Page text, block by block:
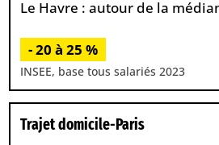
Le Havre : autour de la
- 20 à 25 %
INSEE, base tous salariés 2023
Trajet domicile-Paris